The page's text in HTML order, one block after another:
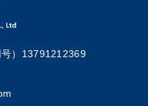
）13791212369